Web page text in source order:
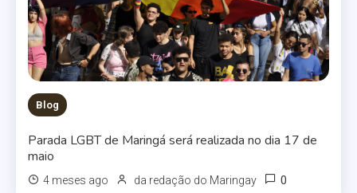
Blog
Parada LGBT de Maringá será realizada no dia 17 de
maio
4 meses ago da redação do Maringay 0